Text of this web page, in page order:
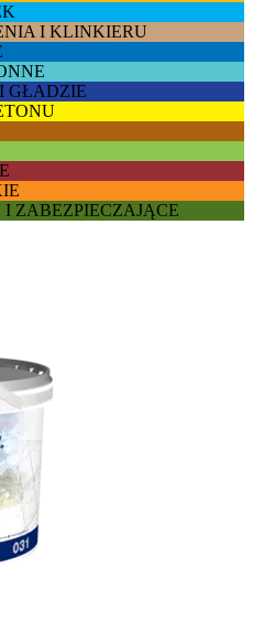
I KLINKIERU
GŁADZIE
ZABEZPIECZAJĄCE